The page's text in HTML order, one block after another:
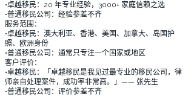
•卓越移民：20 年专业经验，3000+ 家庭信赖之选
•普通移民公司：经验参差不齐
服务范围：
•卓越移民：澳大利亚、香港、美国、加拿大、岛国护
照、欧洲身份
•普通移民公司：通常只专注一个国家或地区
客户评价：
•卓越移民：「卓越移民是我见过最专业的移民公司，律
师亲自处理案件，成功率非常高。」—— 张先生
•普通移民公司：评价参差不齐